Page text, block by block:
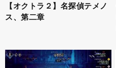
【オクトラ２】名探偵テメノ
ス、第二章